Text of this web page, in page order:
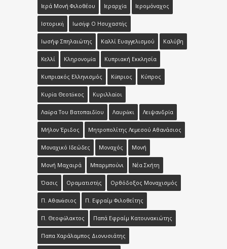
Ιερά Μονή Φιλοθέου Ιεραρχία Ιερομόναχος
Ιστορική Ιωσήφ Ο Ησυχαστής
Ιωσήφ Σπηλαιώτης Καλλί Ευαγγελισμού Καλύβη
Κελλί Κληρονομία Κυπριακή Εκκλησία
Κυπριακός Ελληνισμός Κύπριος Κύπρος
Κυρία Θεοτόκος Κυριλλαίοι
Λαύρα Του Βατοπαιδίου Λαυράκι Λειψανδρία
Μήλον Έριδος Μητροπολίτης Λεμεσού Αθανάσιος
Μοναχικό Ιδεώδες Μοναχός Μονή
Μονή Μαχαιρά Μπαρμπούνι Νέα Σκήτη
Όασις Οραματιστής Ορθόδοξος Μοναχισμός
Π. Αθανάσιος Π. Εφραίμ Φιλοθεΐτης
Π. Θεοφύλακτος Παπά Εφραίμ Κατουνακιώτης
Παπα Χαράλαμπος Διονυσιάτης